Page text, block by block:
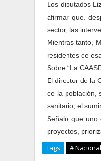
Los diputados
afirmar que,
sector, las
Mientras tanto,
residentes de
Sobre “La
El director de la
de la población,
sanitario, el
Señaló que uno
proyectos,
Tags #